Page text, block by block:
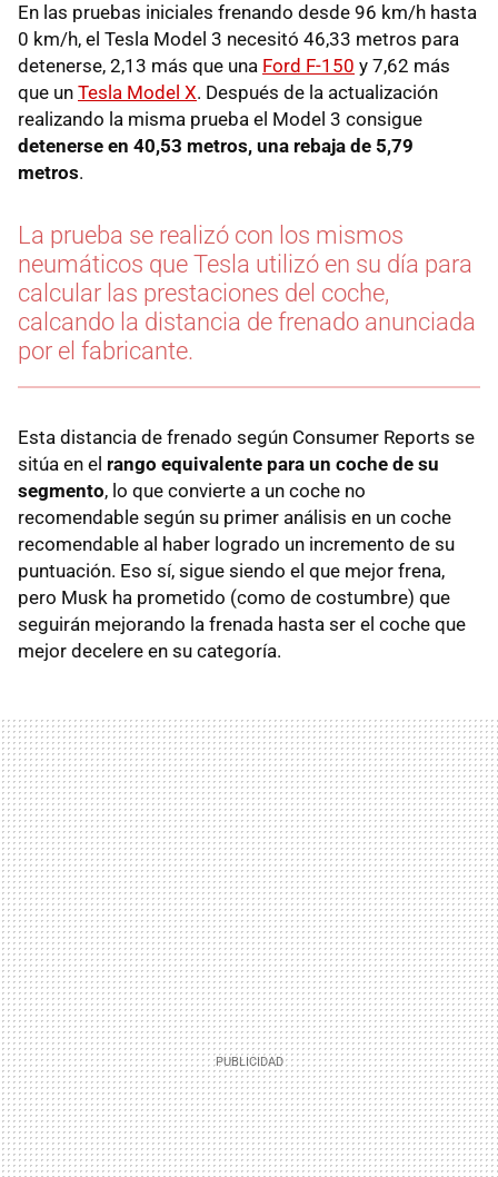
En las pruebas iniciales frenando desde 96 km/h hasta
0 km/h, el Tesla Model 3 necesitó 46,33 metros para
detenerse, 2,13 más que una Ford F-150 y 7,62 más
que un Tesla Model X. Después de la actualización
realizando la misma prueba el Model 3 consigue
detenerse en 40,53 metros, una rebaja de 5,79
metros.
La prueba se realizó con los mismos
neumáticos que Tesla utilizó en su día para
calcular las prestaciones del coche,
calcando la distancia de frenado anunciada
por el fabricante.
Esta distancia de frenado según Consumer Reports se
sitúa en el rango equivalente para un coche de su
segmento, lo que convierte a un coche no
recomendable según su primer análisis en un coche
recomendable al haber logrado un incremento de su
puntuación. Eso sí, sigue siendo el que mejor frena,
pero Musk ha prometido (como de costumbre) que
seguirán mejorando la frenada hasta ser el coche que
mejor decelere en su categoría.